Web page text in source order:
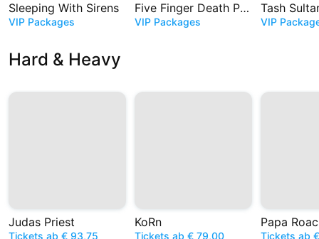
Sleeping With Sirens
VIP Packages
Five Finger Death Punch
VIP Packages
Tash
VIP
Hard & Heavy
Judas Priest
Tickets ab € 93,75
KoRn
Tickets ab € 79,00
Papa
Tickets ab